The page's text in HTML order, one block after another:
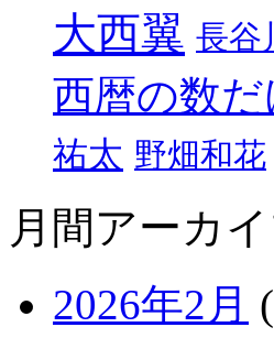
大西翼 長谷
西暦の数だ
祐太 野畑和花
月間アーカ
2026年2月